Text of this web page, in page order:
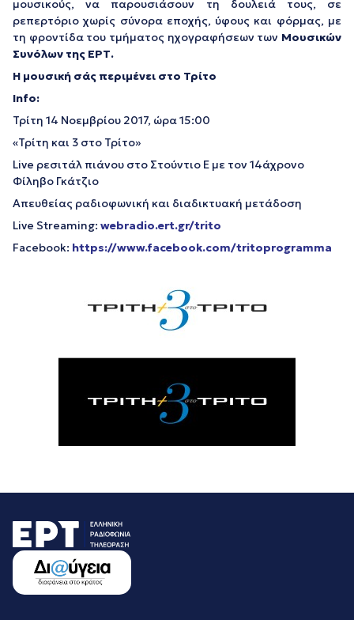
μουσικούς, να παρουσιάσουν τη δουλειά τους, σε
ρεπερτόριο χωρίς σύνορα εποχής, ύφους και φόρμας, με
τη φροντίδα του τμήματος ηχογραφήσεων των Μουσικών
Συνόλων της ΕΡΤ.
Η μουσική σάς περιμένει στο Τρίτο
Info:
Τρίτη 14 Νοεμβρίου 2017, ώρα 15:00
«Τρίτη και 3 στο Τρίτο»
Live ρεσιτάλ πιάνου στο Στούντιο Ε με τον 14άχρονο
Φίληβο Γκάτζιο
Απευθείας ραδιοφωνική και διαδικτυακή μετάδοση
Live Streaming: webradio.ert.gr/trito
Facebook: https://www.facebook.com/tritoprogramma